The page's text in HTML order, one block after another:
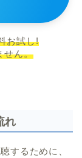
お試し!
せん。
れ
するために、